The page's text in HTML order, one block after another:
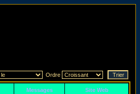
Ordre
Messages Site Web